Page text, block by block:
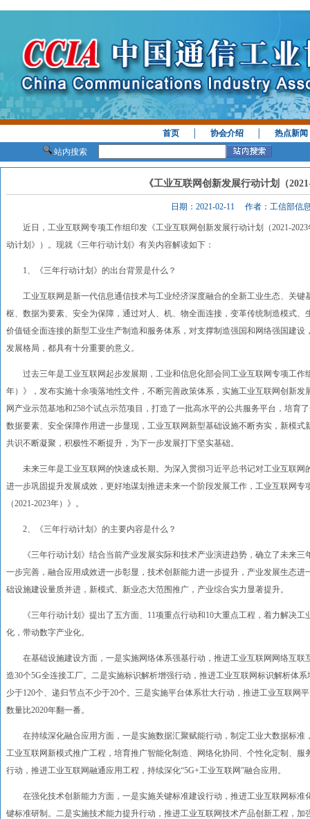
首页 │协会介绍 │热点新闻
站内搜索
《工业互联网创新发展行动计划（
日期：2021-02-11 作者：工信部信
近日，工业互联网专项工作组印发《工业互联网创新发展行动计划（2021-2023
动计划》）。现就《三年行动计划》有关内容解读如下：
1、《三年行动计划》的出台背景是什么？
工业互联网是新一代信息通信技术与工业经济深度融合的全新工业生态、关键
枢、数据为要素、安全为保障，通过对人、机、物全面连接，变革传统制造模式
价值链全面连接的新型工业生产制造和服务体系，对支撑制造强国和网络强国建
发展格局，都具有十分重要的意义。
过去三年是工业互联网起步发展期，工业和信息化部会同工业互联网专项工作
年）》，发布实施十余项落地性文件，不断完善政策体系，实施工业互联网创新
网产业示范基地和258个试点示范项目，打造了一批高水平的公共服务平台，培育
数据要素、安全保障作用进一步显现，工业互联网新型基础设施不断夯实，新模
共识不断凝聚，积极性不断提升，为下一步发展打下坚实基础。
未来三年是工业互联网的快速成长期。为深入贯彻习近平总书记对工业互联网
进一步巩固提升发展成效，更好地谋划推进未来一个阶段发展工作，工业互联网
（2021-2023年）》。
2、《三年行动计划》的主要内容是什么？
《三年行动计划》结合当前产业发展实际和技术产业演进趋势，确立了未来三
一步完善，融合应用成效进一步彰显，技术创新能力进一步提升，产业发展生态
础设施建设量质并进，新模式、新业态大范围推广，产业综合实力显著提升。
《三年行动计划》提出了五方面、11项重点行动和10大重点工程，着力解决工
化，带动数字产业化。
在基础设施建设方面，一是实施网络体系强基行动，推进工业互联网网络互联
造30个5G全连接工厂。二是实施标识解析增强行动，推进工业互联网标识解析体
少于120个、递归节点不少于20个。三是实施平台体系壮大行动，推进工业互联网
数量比2020年翻一番。
在持续深化融合应用方面，一是实施数据汇聚赋能行动，制定工业大数据标准
工业互联网新模式推广工程，培育推广智能化制造、网络化协同、个性化定制、
行动，推进工业互联网融通应用工程，持续深化“5G+工业互联网”融合应用。
在强化技术创新能力方面，一是实施关键标准建设行动，推进工业互联网标准
键标准研制。二是实施技术能力提升行动，推进工业互联网技术产品创新工程，